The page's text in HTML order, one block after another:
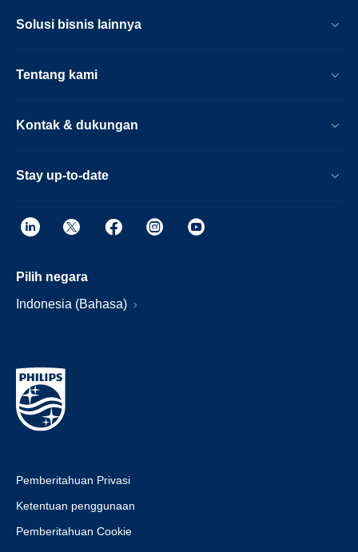
Solusi bisnis lainnya
Tentang kami
Kontak & dukungan
Stay up-to-date
Pilih negara
Indonesia (Bahasa)
Pemberitahuan Privasi
Ketentuan penggunaan
Pemberitahuan Cookie